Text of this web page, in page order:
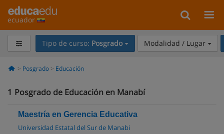
ecuador
Tipo de curso: Posgrado Modalidad / Lugar
Posgrado Educación
1 Posgrado de Educación en Manabí
Maestría en Gerencia Educativa
Universidad Estatal del Sur de Manabi